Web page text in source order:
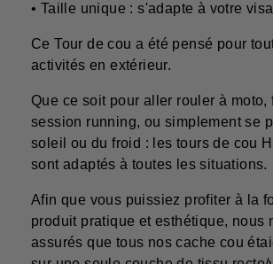
• Taille unique : s'adapte à votre
Ce Tour de cou a été pensé pour
activités en extérieur.
Que ce soit pour aller rouler à moto,
session running, ou simplement se
soleil ou du froid : les tours de cou
sont adaptés à toutes les situations.
Afin que vous puissiez profiter à la
produit pratique et esthétique, nous
assurés que tous nos cache cou